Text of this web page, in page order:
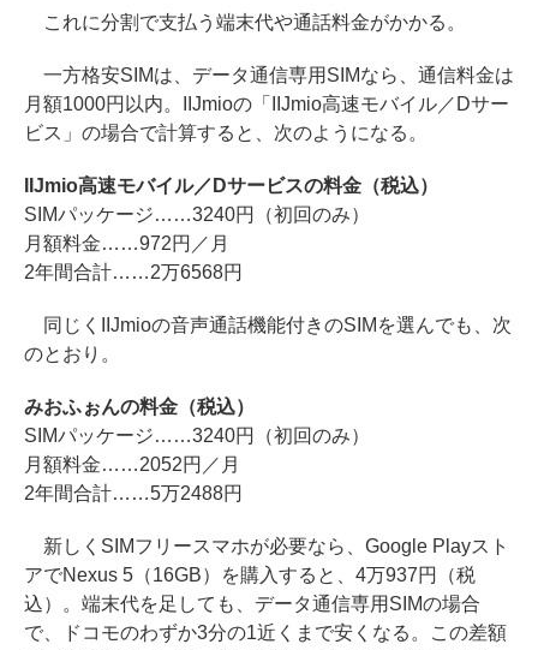
これに分割で支払う端末代や通話料金がかかる。
一方格安SIMは、データ通信専用SIMなら、通信料金は
月額1000円以内。IIJmioの「IIJmio高速モバイル／Dサー
ビス」の場合で計算すると、次のようになる。
IIJmio高速モバイル／Dサービスの料金（税込）
SIMパッケージ……3240円（初回のみ）
月額料金……972円／月
2年間合計……2万6568円
同じくIIJmioの音声通話機能付きのSIMを選んでも、次
のとおり。
みおふぉんの料金（税込）
SIMパッケージ……3240円（初回のみ）
月額料金……2052円／月
2年間合計……5万2488円
新しくSIMフリースマホが必要なら、Google Playスト
アでNexus 5（16GB）を購入すると、4万937円（税
込）。端末代を足しても、データ通信専用SIMの場合
で、ドコモのわずか3分の1近くまで安くなる。この差額